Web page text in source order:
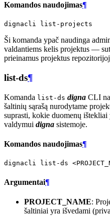
Komandos naudojimas¶
dignacli
Ši komanda ypač naudinga
valdantiems kelis projektus —
prieinamus projektus
list-ds¶
Komanda list-ds digna CLI
šaltinių sąrašą nurodytame
suprasti, kokie duomenų
valdymui digna sistemoje.
Komandos naudojimas¶
dignacli list-ds
Argumentai¶
PROJECT_NAME:
šaltiniai yra išvedami